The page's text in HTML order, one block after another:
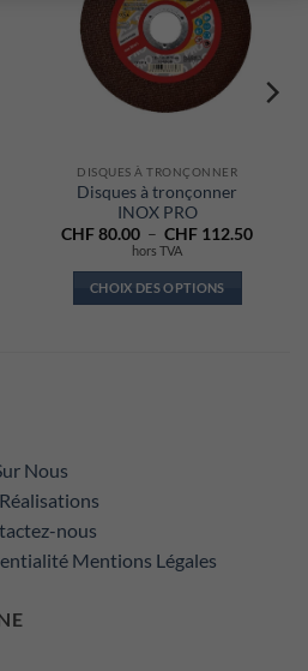
à la liste
d’envies
DISQUES À TRONÇONNER
Disques à tronçonner
INOX PRO
CHF80.00 – CHF 112.50Plage
hors TVA
CHOIX DES OPTIONS
sur
Nous
nous
Mentions Légales